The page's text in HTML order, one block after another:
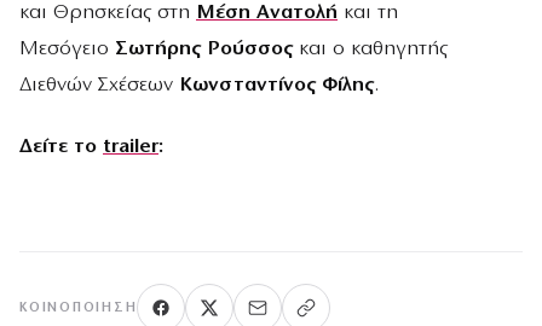
και Θρησκείας στη Μέση Ανατολή και τη
Μεσόγειο Σωτήρης Ρούσσοςκαι ο καθηγητής
Διεθνών Σχέσεων Κωνσταντίνος Φίλης.
Δείτε το trailer:
ΚΟΙΝΟΠΟΊΗΣΗ